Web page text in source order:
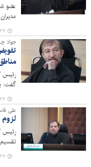
عضو
۲۷ بهمن ۰۳ - ۱۱:۰۸
جواد
رئیس
گفت:
در۲۷ بهمن ۰۳ - ۱۱:۰۴
علی
رئیس
۲۷ بهمن ۰۳ - ۱۰:۴۵